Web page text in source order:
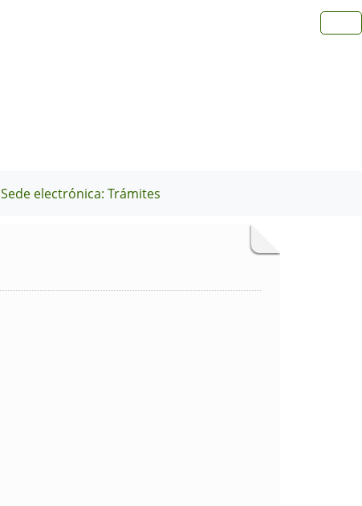
Sede electrónica: Trámites